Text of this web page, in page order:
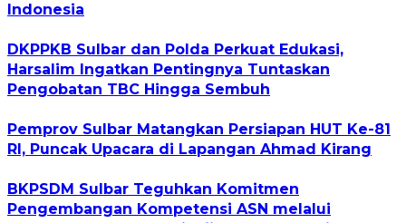
Indonesia
DKPPKB Sulbar dan Polda Perkuat Edukasi,
Harsalim Ingatkan Pentingnya Tuntaskan
Pengobatan TBC Hingga Sembuh
Pemprov Sulbar Matangkan Persiapan HUT Ke-81
RI, Puncak Upacara di Lapangan Ahmad Kirang
BKPSDM Sulbar Teguhkan Komitmen
Pengembangan Kompetensi ASN melalui